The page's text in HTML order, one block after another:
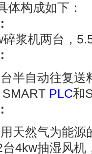
体构成如下：
机两台，
自动往复送
PLC和
然气为能源的
4kw抽湿风机